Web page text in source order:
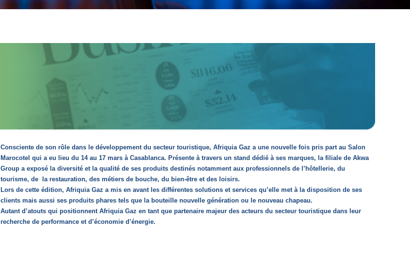
Consciente de son rôle dans le développement du secteur touristique, Afriquia Gaz a une nouvelle fois pris part au Salon
Marocotel qui a eu lieu du 14 au 17 mars à Casablanca. Présente à travers un stand dédié à ses marques, la filiale de Akwa
Group a exposé la diversité et la qualité de ses produits destinés notamment aux professionnels de l’hôtellerie, du
tourisme, de la restauration, des métiers de bouche, du bien-être et des loisirs.
Lors de cette édition, Afriquia Gaz a mis en avant les différentes solutions et services qu’elle met à la disposition de ses
clients mais aussi ses produits phares tels que la bouteille nouvelle génération ou le nouveau chapeau.
Autant d’atouts qui positionnent Afriquia Gaz en tant que partenaire majeur des acteurs du secteur touristique dans leur
recherche de performance et d’économie d’énergie.